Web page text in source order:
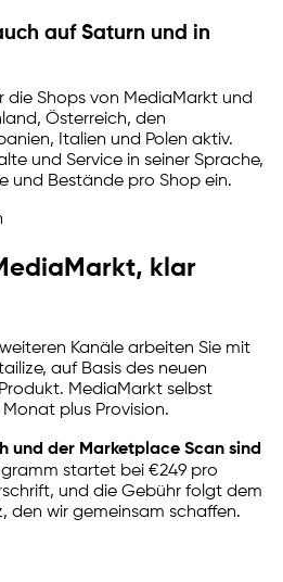
auf Saturn und in
Shops von MediaMarkt und
Österreich, den
Italien und Polen aktiv.
und Service in seiner Sprache,
und Bestände pro Shop ein.
klar
Kanäle arbeiten Sie mit
, auf Basis des neuen
MediaMarkt selbst
plus Provision.
und der Marketplace Scan sind
startet bei €249 pro
und die Gebühr folgt dem
den wir gemeinsam schaffen.